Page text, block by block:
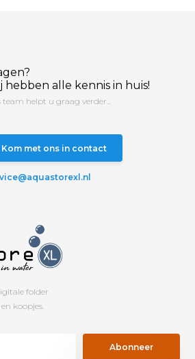
hebben alle kennis in huis!
team helpt u graag verder...
Kom met ons in contact
folder
koopjes.
Abonneer